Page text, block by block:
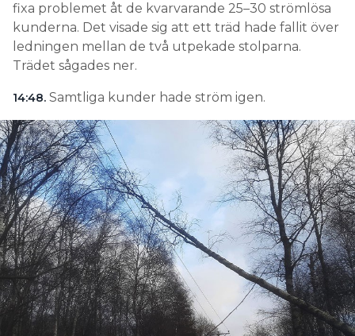
fixa problemet åt de kvarvarande 25–30 strömlösa
kunderna. Det visade sig att ett träd hade fallit över
ledningen mellan de två utpekade stolparna.
Trädet sågades ner.
14:48. Samtliga kunder hade ström igen.